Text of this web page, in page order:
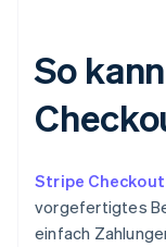
So
Stripe Checkout
vorgefertigtes
einfach